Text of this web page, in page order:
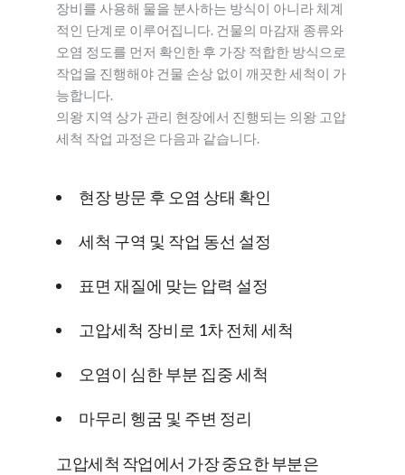
장비를 사용해 물을 분사하는 방식이 아니라 체계
적인 단계로 이루어집니다. 건물의 마감재 종류와
오염 정도를 먼저 확인한 후 가장 적합한 방식으로
작업을 진행해야 건물 손상 없이 깨끗한 세척이 가
능합니다.
의왕 지역 상가 관리 현장에서 진행되는 의왕 고압
세척 작업 과정은 다음과 같습니다.
현장 방문 후 오염 상태 확인
세척 구역 및 작업 동선 설정
표면 재질에 맞는 압력 설정
고압세척 장비로 1차 전체 세척
오염이 심한 부분 집중 세척
마무리 헹굼 및 주변 정리
고압세척 작업에서 가장 중요한 부분은